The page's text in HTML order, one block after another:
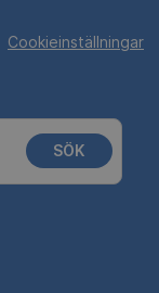
Cookieinställningar
SÖK